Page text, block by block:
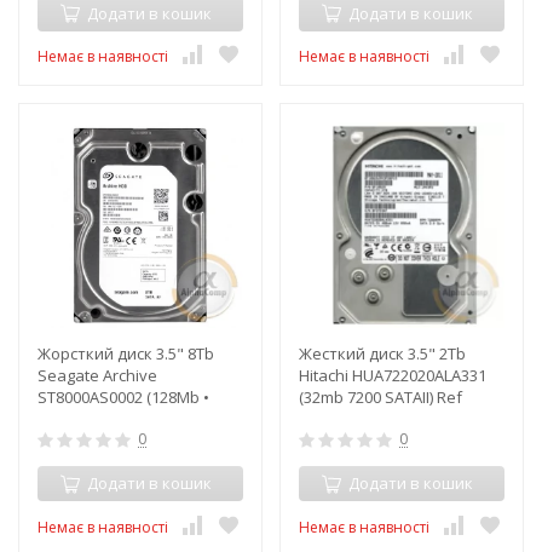
Додати в кошик
Немає в наявності
Додати в кошик
Немає в наявності
Жорсткий диск 3.5" 8Tb
Seagate Archive
ST8000AS0002 (128Mb •
0
Додати в кошик
Немає в наявності
Жесткий диск 3.5" 2Tb
Hitachi HUA722020ALA331
(32mb 7200 SATAII) Ref
0
Додати в кошик
Немає в наявності